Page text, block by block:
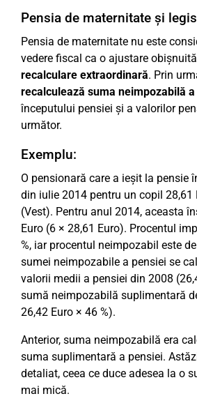
Pensia de maternitate și
Pensia de maternitate nu este
vedere fiscal ca o ajustare
recalculare extraordinară. Prin
recalculează suma neimpozabilă
începutului pensiei și a valorilor
următor.
Exemplu:
O pensionară care a ieșit la pensie
din iulie 2014 pentru un copil 28,61
(Vest). Pentru anul 2014, aceasta
Euro (6 × 28,61 Euro). Procentul
%, iar procentul neimpozabil este
sumei neimpozabile a pensiei se
valorii medii a pensiei din 2008
sumă neimpozabilă suplimentară
26,42 Euro × 46 %).
Anterior, suma neimpozabilă era
suma suplimentară a pensiei.
detaliat, ceea ce duce adesea la o
mai mică.